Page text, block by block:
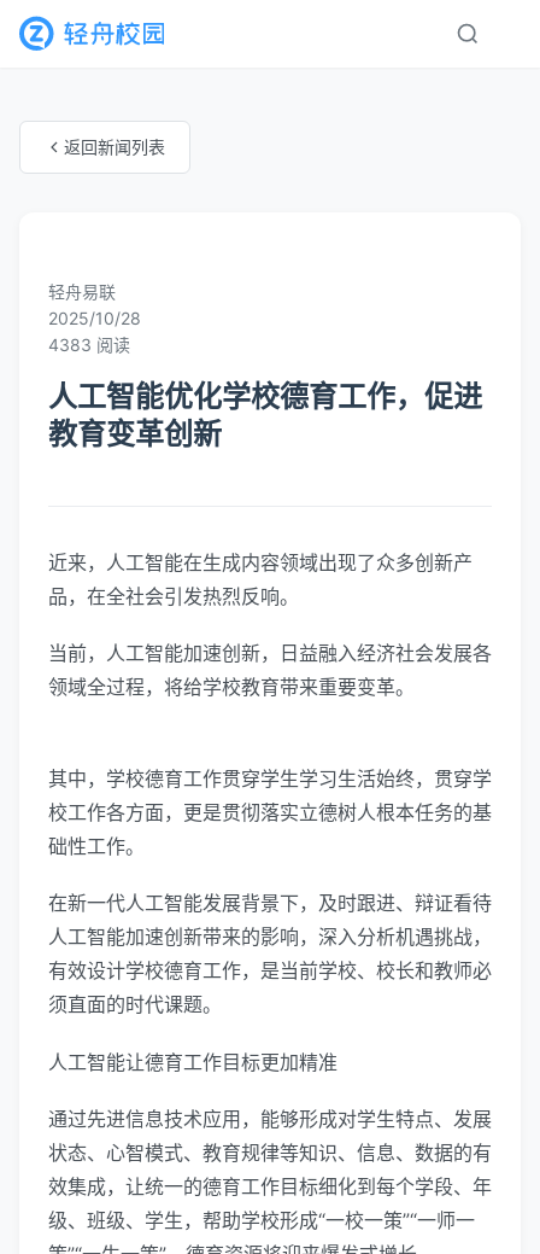
返回新闻列表
轻舟易联
2025/10/28
4383 阅读
人工智能优化学校德育工作，促进
教育变革创新
近来，人工智能在生成内容领域出现了众多创新产
品，在全社会引发热烈反响。
当前，人工智能加速创新，日益融入经济社会发展各
领域全过程，将给学校教育带来重要变革。
其中，学校德育工作贯穿学生学习生活始终，贯穿学
校工作各方面，更是贯彻落实立德树人根本任务的基
础性工作。
在新一代人工智能发展背景下，及时跟进、辩证看待
人工智能加速创新带来的影响，深入分析机遇挑战，
有效设计学校德育工作，是当前学校、校长和教师必
须直面的时代课题。
人工智能让德育工作目标更加精准
通过先进信息技术应用，能够形成对学生特点、发展
状态、心智模式、教育规律等知识、信息、数据的有
效集成，让统一的德育工作目标细化到每个学段、年
级、班级、学生，帮助学校形成“一校一策”“一师一